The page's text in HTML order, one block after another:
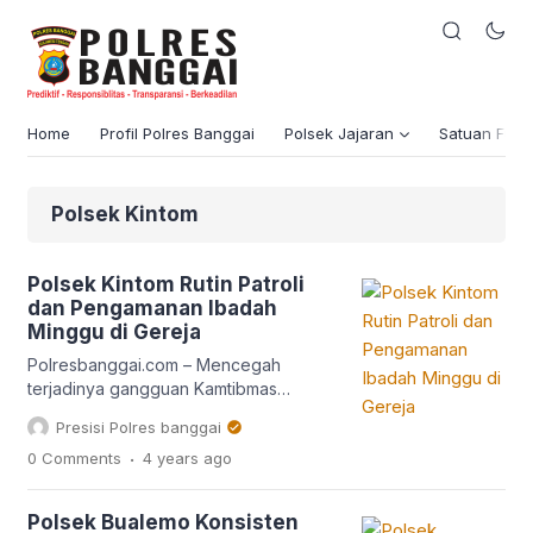
Home Profil Polres Banggai Polsek Jajaran Satuan
Polsek Kintom
Polsek Kintom Rutin Patroli
dan Pengamanan Ibadah
Minggu di Gereja
Polresbanggai.com – Mencegah
terjadinya gangguan Kamtibmas
Personil Polsek Kintom melaksanakan
patroli dan pengamanan ibadah minggu
di Gereja, Minggu (20/2/2022) pagi.
Presisi Polres banggai
0 Comments . 4 years ago
Polsek Bualemo Konsisten